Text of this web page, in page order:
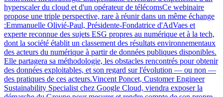
hyperscaler du cloud et d'un opérateur de télécomsCe webinaire
propose une triple perspective, rare à réunir dans un même échange
:Emmanuelle Olivié-Paul, Présidente-Fondatrice d'AdVaes et
experte reconnue des sujets ESG propres au numérique et à la tech,
dont la société établit un classement des résultats environnementaux
des acteurs du numérique à partir de données publiques disponibles.
Elle partagera sa méthodologie, les obstacles rencontrés pour obtenir
des données exploitables, et son regard sur l'évolution — ou non —
des pratiques de ces acteurs.Vincent Poncet, Customer Engineer
Sustainability Specialist chez Google Cloud, viendra exposer la